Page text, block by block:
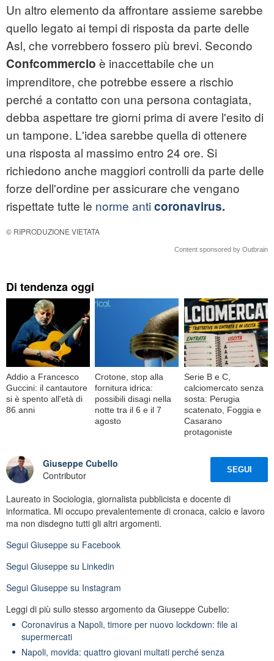
Un altro elemento da affrontare assieme sarebbe
quello legato ai tempi di risposta da parte delle
Asl, che vorrebbero fossero più brevi. Secondo
Confcommercio è inaccettabile che un
imprenditore, che potrebbe essere a rischio
perché a contatto con una persona contagiata,
debba aspettare tre giorni prima di avere l'esito di
un tampone. L'idea sarebbe quella di ottenere
una risposta al massimo entro 24 ore. Si
richiedono anche maggiori controlli da parte delle
forze dell'ordine per assicurare che vengano
rispettate tutte le norme anticoronavirus.
© RIPRODUZIONE VIETATA
Content sponsored by Outbrain
Di tendenza oggi
Addio a Francesco
Guccini: il cantautore
si è spento all'età di
86 anni
Crotone, stop alla
fornitura idrica:
possibili disagi nella
notte tra il 6 e il 7
agosto
Serie B e C,
calciomercato senza
sosta: Perugia
scatenato, Foggia e
Casarano
protagoniste
Giuseppe Cubello
Contributor
SEGUI
Laureato in Sociologia, giornalista pubblicista e docente di
informatica. Mi occupo prevalentemente di cronaca, calcio e lavoro
ma non disdegno tutti gli altri argomenti.
Segui Giuseppe su Facebook
Segui Giuseppe su Linkedin
Segui Giuseppe su Instagram
Leggi di più sullo stesso argomento da Giuseppe Cubello:
Coronavirus a Napoli, timore per nuovo lockdown: file ai
supermercati
Napoli, movida: quattro giovani multati perché senza